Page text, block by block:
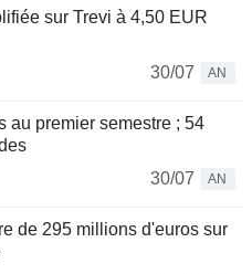
sur Trevi à 4,50 EUR
30/07
AN
au premier semestre ; 54
30/07
AN
de 295 millions d'euros sur